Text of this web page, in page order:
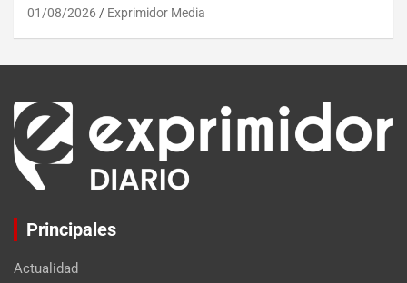
01/08/2026 Exprimidor Media
Principales
Actualidad